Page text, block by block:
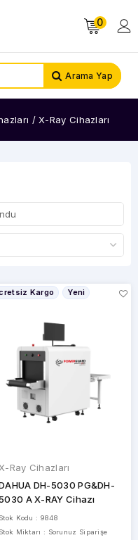
0
Arama Yap
/ X-Ray Cihazları
Kargo Yeni
X-Ray Cihazları
DH-5030 PG&DH-
A X-RAY Cihazı
Stok Kodu : 9848
Stok Miktarı : Sorunuz Siparişe